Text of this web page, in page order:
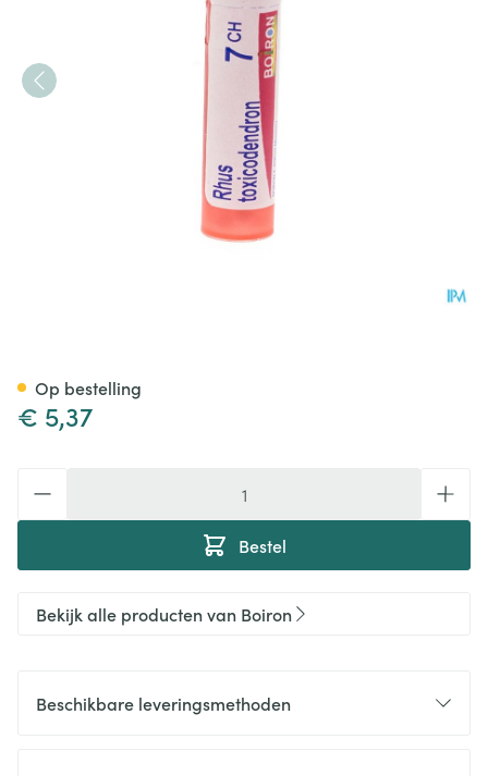
€ 5,37
Bestel
Op bestelling
Bekijk alle producten van Boiron
Beschikbare leveringsmethoden